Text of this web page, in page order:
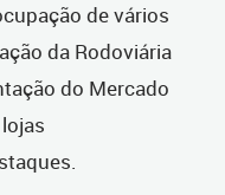
de vários
da Rodoviária
do Mercado